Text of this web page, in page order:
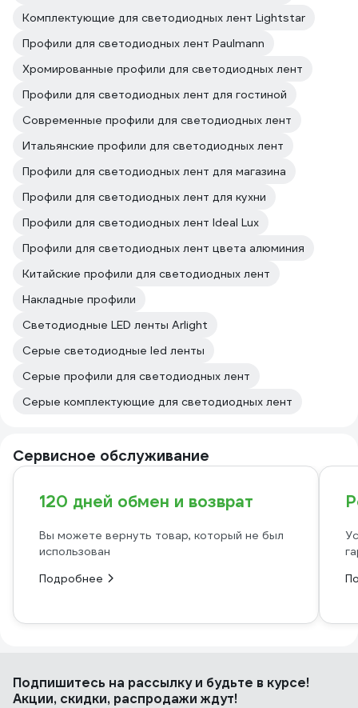
Комплектующие для светодиодных лент Lightstar
Профили для светодиодных лент Paulmann
Хромированные профили для светодиодных лент
Профили для светодиодных лент для гостиной
Современные профили для светодиодных лент
Итальянские профили для светодиодных лент
Профили для светодиодных лент для магазина
Профили для светодиодных лент для кухни
Профили для светодиодных лент Ideal Lux
Профили для светодиодных лент цвета алюминия
Китайские профили для светодиодных лент
Накладные профили
Светодиодные LED ленты Arlight
Серые светодиодные led ленты
Серые профили для светодиодных лент
Серые комплектующие для светодиодных лент
Сервисное обслуживание
120 дней обмен и возврат
Вы можете вернуть товар, который не был
использован
Подробнее
Подпишитесь на рассылкуи будьте в курсе!
Акции, скидки, распродажи ждут!